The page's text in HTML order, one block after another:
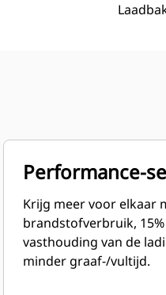
Performance-
Krijg meer voor elkaar
brandstofverbruik,
vasthouding van de
minder graaf-/vultijd.